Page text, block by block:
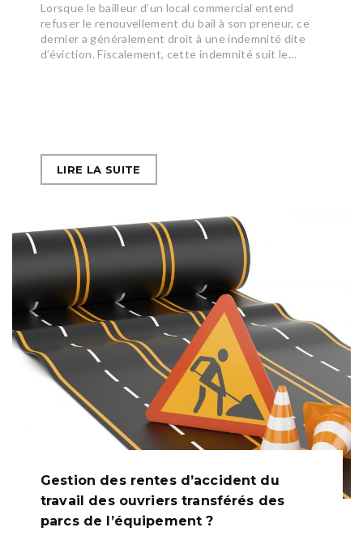
Lorsque le bailleur d’un local commercial entend
refuser le renouvellement du bail à son preneur, ce
dernier a généralement droit à une indemnité dite
d’éviction. Fiscalement, cette indemnité suit le...
LIRE LA SUITE
Gestion des rentes d’accident du
travail des ouvriers transférés des
parcs de l’équipement ?